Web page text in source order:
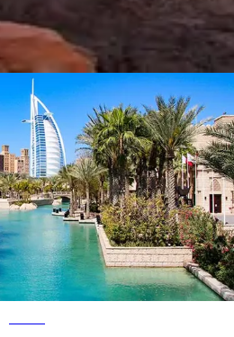
ОАЭ
геометрическим
цветного стекла.